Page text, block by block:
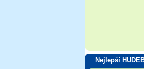
Nejlepší